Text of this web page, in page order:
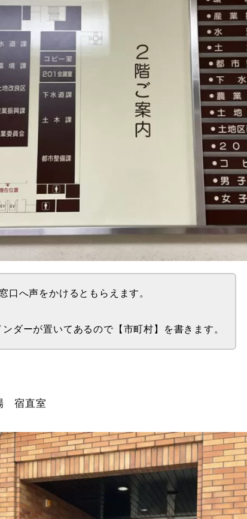
口へ声をかけるともらえます。
ンダーが置いてあるので【市町村】を書きます。
宿直室